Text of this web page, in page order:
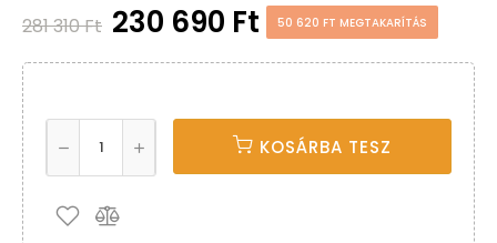
281 310 Ft 230 690 Ft 50 620 FT MEGTAKARÍTÁS
KOSÁRBA TESZ